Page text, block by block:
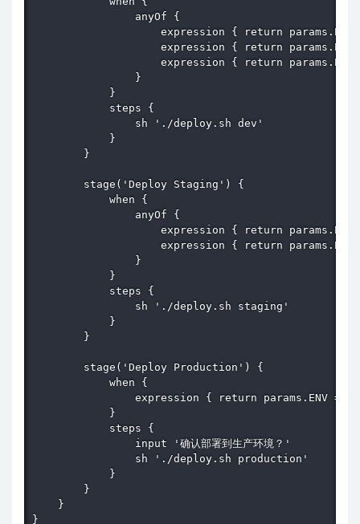
                anyOf {
expression { return params.ENV
expression { return params.ENV
expression { return params.ENV
                }
            }
            steps {
                sh './deploy.sh dev'
            }
        }
        stage('Deploy Staging') {
            when {
                anyOf {
expression { return params.ENV
expression { return params.ENV
                }
            }
            steps {
                sh './deploy.sh staging'
            }
        }
        stage('Deploy Production') {
            when {
expression { return params.ENV ==
            }
            steps {
                input '确认部署到生产环境？'
                sh './deploy.sh production'
            }
        }
    }
}